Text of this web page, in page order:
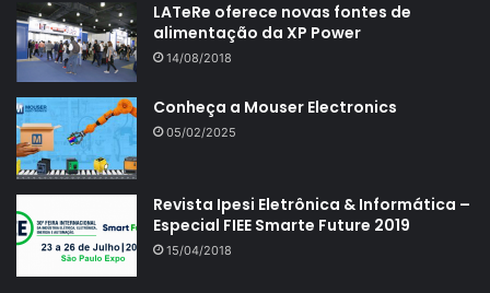
LATeRe oferece novas fontes de
alimentação da XP Power
14/08/2018
Conheça a Mouser Electronics
05/02/2025
Revista Ipesi Eletrônica & Informática –
Especial FIEE Smarte Future 2019
15/04/2018